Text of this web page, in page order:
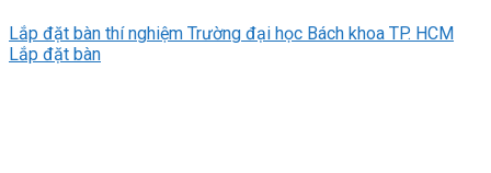
Lắp đặt bàn thí nghiệm Trường đại học Bách khoa TP. HCM
Lắp đặt bàn